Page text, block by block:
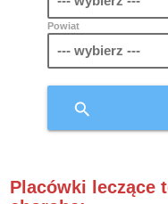
Powiat
search
Placówki leczące